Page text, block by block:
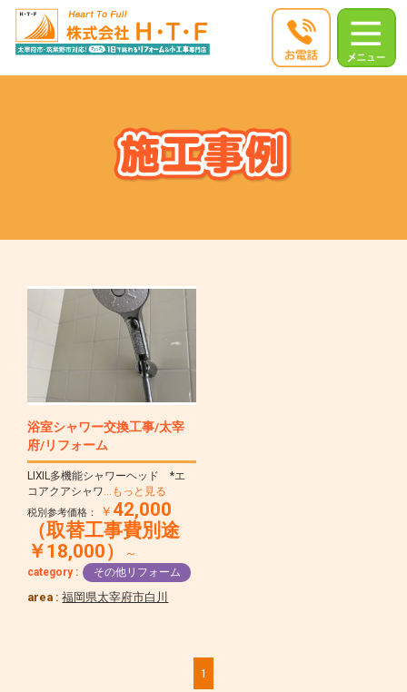
浴室シャワー交換工事/太宰
府/リフォーム
LIXIL多機能シャワーヘッド *エ
コアクアシャワ
…もっと見る
税別参考価格： ￥ 42,000
（取替工事費別途
￥18,000）
～
category : その他リフォーム
area :福岡県太宰府市白川
1